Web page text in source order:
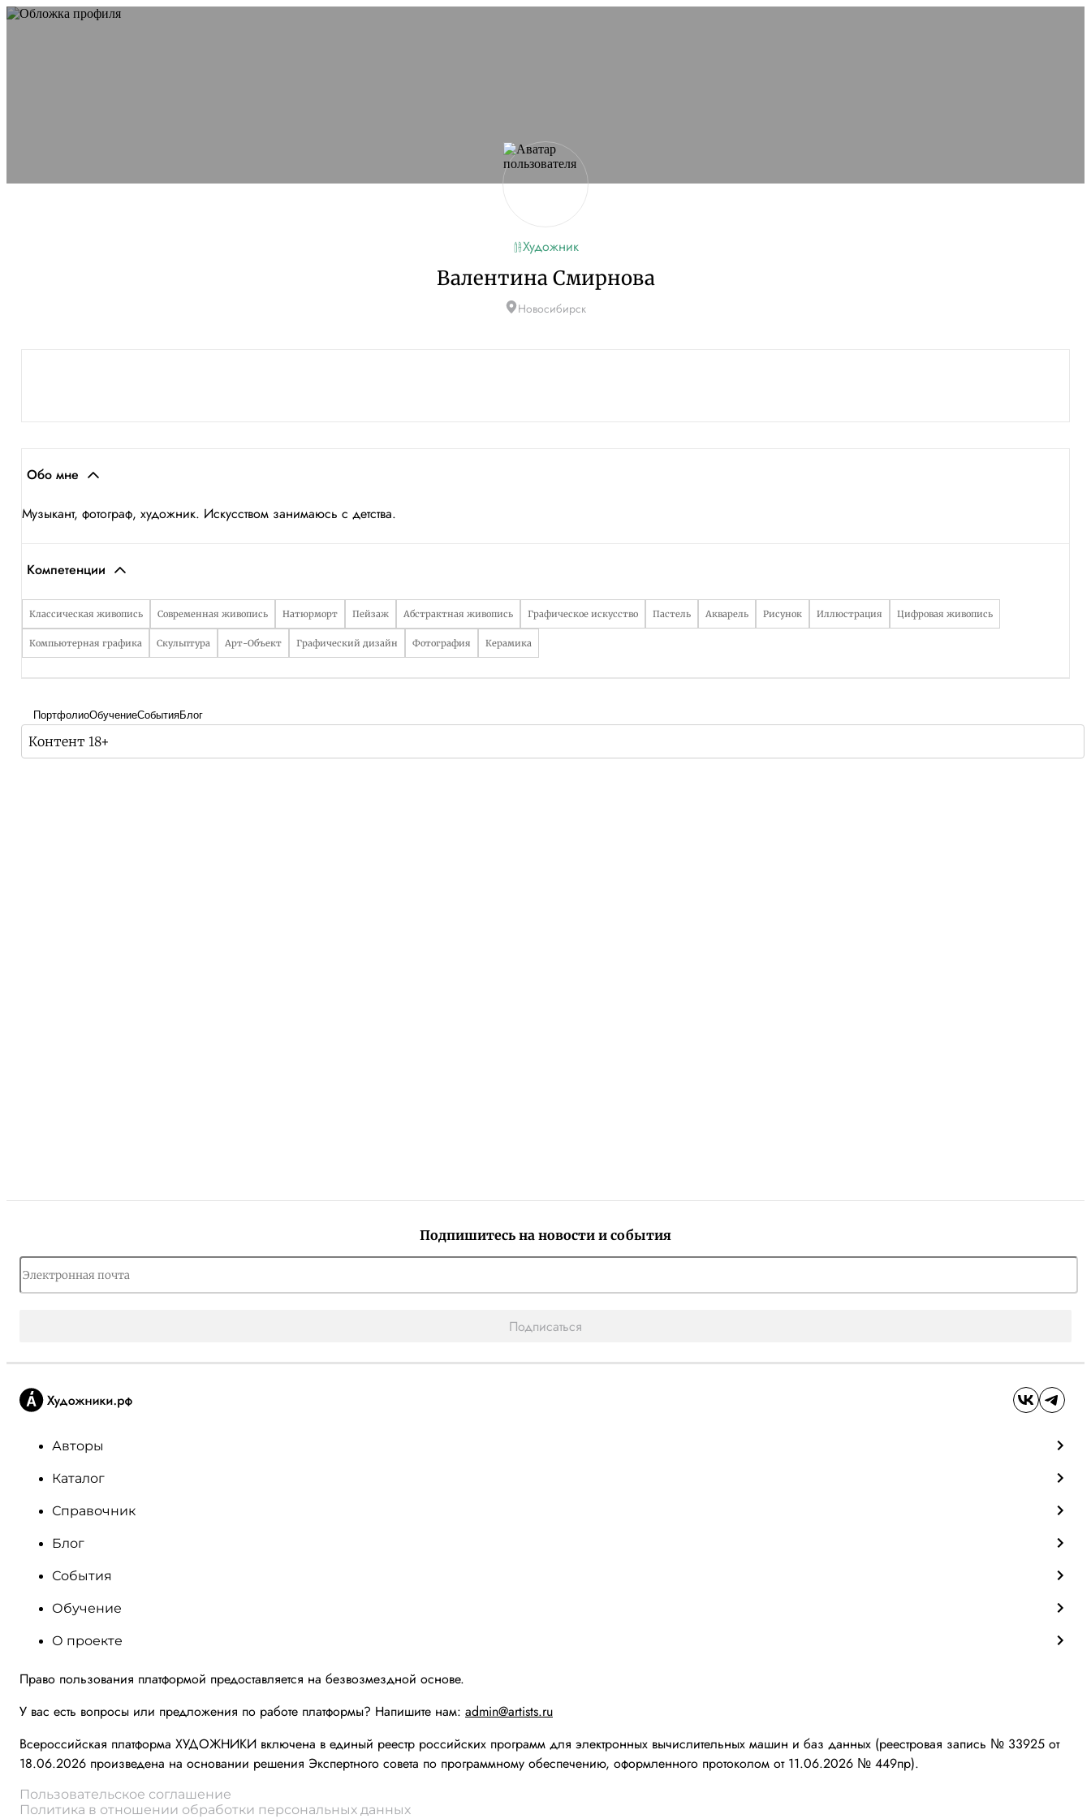
Художник
Валентина Смирнова
Новосибирск
Обо мне
Музыкант, фотограф, художник. Искусством занимаюсь с детства.
Компетенции
Классическая живопись Современная живопись Натюрморт Пейзаж Абстрактная живопись Графическое искусство Пастель Акварель Рисунок Иллюстрация Цифровая живопись
Компьютерная графика Скульптура Арт-Объект Графический дизайн Фотография Керамика
ПортфолиоОбучениеСобытияБлог
Контент 18+
Подпишитесь на новости и события
Подписаться
Авторы
Каталог
Справочник
Блог
События
Обучение
О проекте
Право пользования платформой предоставляется на безвозмездной основе.
У вас есть вопросы или предложения по работе платформы? Напишите нам: admin@artists.ru
Всероссийская платформа ХУДОЖНИКИ включена в единый реестр российских программ для электронных вычислительных машин и баз данных (реестровая запись № 33925 от
18.06.2026 произведена на основании решения Экспертного совета по программному обеспечению, оформленного протоколом от 11.06.2026 № 449пр).
Пользовательское соглашение
Политика в отношении обработки персональных данных